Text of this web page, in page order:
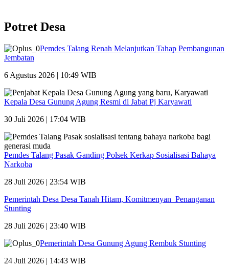
Potret Desa
Pemdes Talang Renah Melanjutkan Tahap Pembangunan
Jembatan
6 Agustus 2026 | 10:49 WIB
Kepala Desa Gunung Agung Resmi di Jabat Pj Karyawati
30 Juli 2026 | 17:04 WIB
Pemdes Talang Pasak Ganding Polsek Kerkap Sosialisasi Bahaya
Narkoba
28 Juli 2026 | 23:54 WIB
Pemerintah Desa Desa Tanah Hitam, Komitmenyan Penanganan
Stunting
28 Juli 2026 | 23:40 WIB
Pemerintah Desa Gunung Agung Rembuk Stunting
24 Juli 2026 | 14:43 WIB